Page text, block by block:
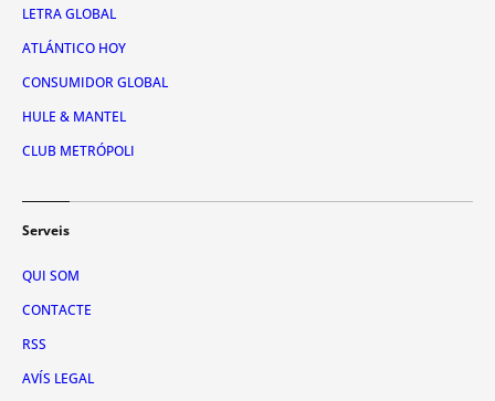
LETRA GLOBAL
ATLÁNTICO HOY
CONSUMIDOR GLOBAL
HULE & MANTEL
CLUB METRÓPOLI
Serveis
QUI SOM
CONTACTE
RSS
AVÍS LEGAL